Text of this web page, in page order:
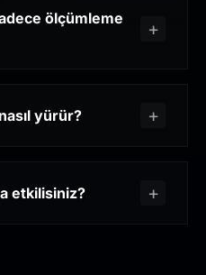
ölçümleme
yürür?
etkilisiniz?